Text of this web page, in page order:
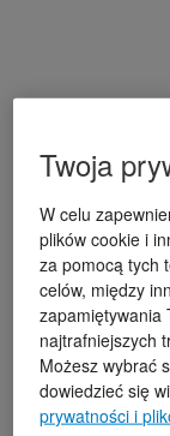
Twoja
W celu
plików cookie i
za pomocą tych
celów, między
zapamiętywania
najtrafniejszych
Możesz wybrać
dowiedzieć się
prywatności i